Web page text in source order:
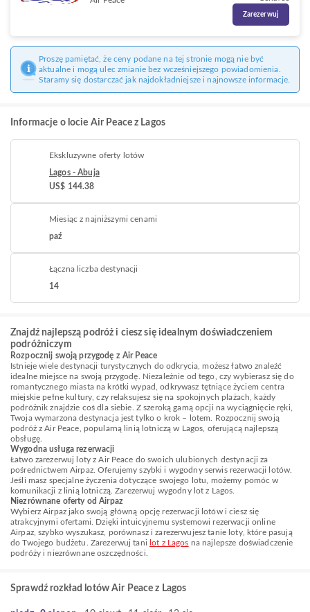
Zarezerwuj
Proszę pamiętać, że ceny podane na tej stronie mogą nie być
aktualne i mogą ulec zmianie bez wcześniejszego powiadomienia.
Staramy się dostarczać jak najdokładniejsze i najnowsze informacje.
Informacje o locie Air Peace z Lagos
Ekskluzywne oferty lotów
Lagos - Abuja
US$ 144.38
Miesiąc z najniższymi cenami
paź
Łączna liczba destynacji
14
Znajdź najlepszą podróż i ciesz się idealnym doświadczeniem
podróżniczym
Rozpocznij swoją przygodę z Air Peace
Istnieje wiele destynacji turystycznych do odkrycia, możesz łatwo znaleźć
idealne miejsce na swoją przygodę. Niezależnie od tego, czy wybierasz się do
romantycznego miasta na krótki wypad, odkrywasz tętniące życiem centra
miejskie pełne kultury, czy relaksujesz się na spokojnych plażach, każdy
podróżnik znajdzie coś dla siebie. Z szeroką gamą opcji na wyciągnięcie ręki,
Twoja wymarzona destynacja jest tylko o krok – lotem. Rozpocznij swoją
podróż z Air Peace, popularną linią lotniczą w Lagos, oferującą najlepszą
obsługę.
Wygodna usługa rezerwacji
Łatwo zarezerwuj loty z Air Peace do swoich ulubionych destynacji za
pośrednictwem Airpaz. Oferujemy szybki i wygodny serwis rezerwacji lotów.
Jeśli masz specjalne życzenia dotyczące swojego lotu, możemy pomóc w
komunikacji z linią lotniczą. Zarezerwuj wygodny lot z Lagos.
Niezrównane oferty od Airpaz
Wybierz Airpaz jako swoją główną opcję rezerwacji lotów i ciesz się
atrakcyjnymi ofertami. Dzięki intuicyjnemu systemowi rezerwacji online
Airpaz, szybko wyszukasz, porównasz i zarezerwujesz tanie loty, które pasują
do Twojego budżetu. Zarezerwuj tani lot z Lagos na najlepsze doświadczenie
podróży i niezrównane oszczędności.
Sprawdź rozkład lotów Air Peace z Lagos